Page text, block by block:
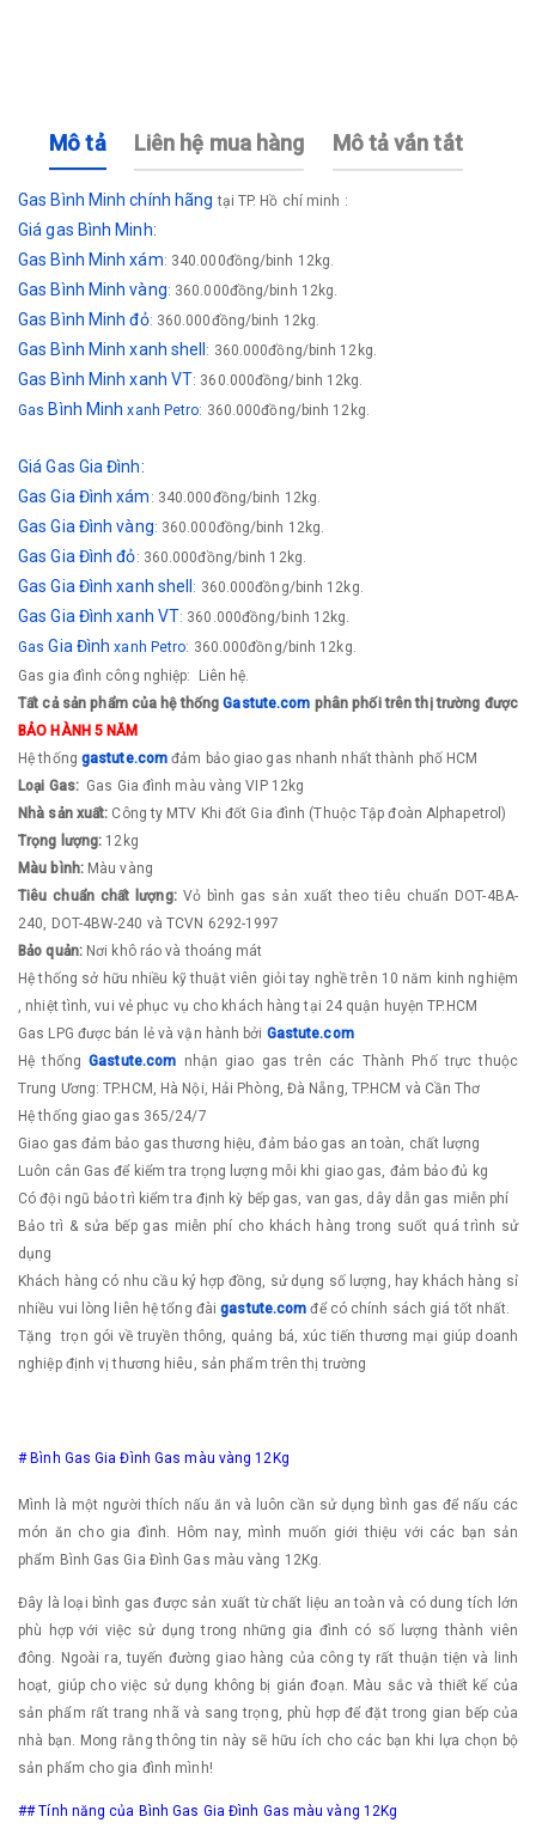
Mô tả Liên hệ mua hàng Mô tả vắn tắt
Gas Bình Minh chính hãng tại TP. Hồ chí minh :
Giá gas Bình Minh:
Gas Bình Minh xám: 340.000đồng/binh 12kg.
Gas Bình Minh vàng: 360.000đồng/binh 12kg.
GasBình Minh đỏ: 360.000đồng/binh 12kg.
GasBình Minh xanh shell: 360.000đồng/binh 12kg.
GasBình Minh xanh VT: 360.000đồng/binh 12kg.
Gas Bình Minh xanh Petro: 360.000đồng/binh 12kg.
Giá Gas Gia Đình:
Gas Gia Đình xám : 340.000đồng/binh 12kg.
GasGia Đình vàng: 360.000đồng/binh 12kg.
GasGia Đình đỏ: 360.000đồng/binh 12kg.
GasGia Đình xanh shell: 360.000đồng/binh 12kg.
GasGia Đình xanh VT: 360.000đồng/binh 12kg.
GasGia Đình xanh Petro: 360.000đồng/binh 12kg.
Gas gia đình công nghiệp: Liên hệ.
Tất cả sản phẩm của hệ thốngGastute.com phân phối trên thị trường được
BẢO HÀNH 5 NĂM
​Hệ thống gastute.com đảm bảo giao gas nhanh nhất thành phố HCM
Loại Gas:Gas Gia đình màu vàng VIP 12kg
Nhà sản xuất: Công ty MTV Khi đốt Gia đình (Thuộc Tập đoàn Alphapetrol)
Trọng lượng: 12kg
Màu bình:Màu vàng
Tiêu chuẩn chất lượng:Vỏ bình gas sản xuất theo tiêu chuẩn DOT-4BA-
240, DOT-4BW-240 và TCVN 6292-1997
Bảo quản:Nơi khô ráo và thoáng mát
Hệ thống sở hữu nhiều kỹ thuật viên giỏi tay nghề trên 10 năm kinh nghiệm
, nhiệt tình, vui vẻ phục vụ cho khách hàng tại 24 quận huyện TP.HCM
Gas LPG được bán lẻ và vận hành bởi Gastute.com
Hệ thốngGastute.com nhận giao gas trên các Thành Phố trực thuộc
Trung Ương: TP.HCM, Hà Nội, Hải Phòng, Đà Nẵng, TP.HCM và Cần Thơ
Hệ thống giao gas 365/24/7
Giao gas đảm bảo gas thương hiệu, đảm bảo gas an toàn, chất lượng
Luôn cân Gas để kiểm tra trọng lượng mỗi khi giao gas, đảm bảo đủ kg
Có đội ngũ bảo trì kiểm tra định kỳ bếp gas, van gas, dây dẫn gas miễn phí
Bảo trì & sửa bếp gas miễn phí cho khách hàng trong suốt quá trình sử
dụng
Khách hàng có nhu cầu ký hợp đồng, sử dụng số lượng, hay khách hàng sỉ
nhiều vui lòng liên hệ tổng đàigastute.com để có chính sách giá tốt nhất.
Tặng trọn gói về truyền thông, quảng bá, xúc tiến thương mại giúp doanh
nghiệp định vị thương hiêu, sản phẩm trên thị trường
# Bình Gas Gia Đình Gas màu vàng 12Kg
Mình là một người thích nấu ăn và luôn cần sử dụng bình gas để nấu các
món ăn cho gia đình. Hôm nay, mình muốn giới thiệu với các bạn sản
phẩm Bình Gas Gia Đình Gas màu vàng 12Kg.
Đây là loại bình gas được sản xuất từ chất liệu an toàn và có dung tích lớn
phù hợp với việc sử dụng trong những gia đình có số lượng thành viên
đông. Ngoài ra, tuyến đường giao hàng của công ty rất thuận tiện và linh
hoạt, giúp cho việc sử dụng không bị gián đoạn. Màu sắc và thiết kế của
sản phẩm rất trang nhã và sang trọng, phù hợp để đặt trong gian bếp của
nhà bạn. Mong rằng thông tin này sẽ hữu ích cho các bạn khi lựa chọn bộ
sản phẩm cho gia đình mình!
## Tính năng của Bình Gas Gia Đình Gas màu vàng 12Kg